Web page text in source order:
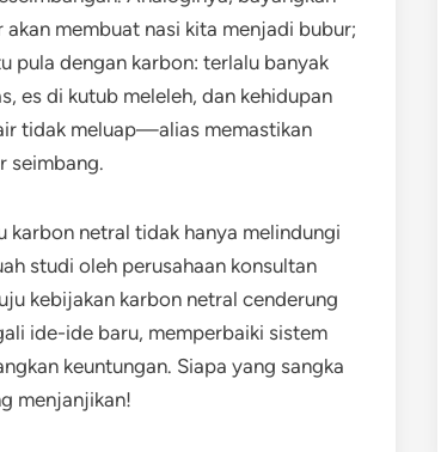
membuat nasi kita menjadi bubur;
pula dengan karbon: terlalu banyak
es di kutub meleleh, dan kehidupan
tidak meluap—alias memastikan
seimbang.
karbon netral tidak hanya melindungi
studi oleh perusahaan konsultan
kebijakan karbon netral cenderung
ide-ide baru, memperbaiki sistem
keuntungan. Siapa yang sangka
menjanjikan!